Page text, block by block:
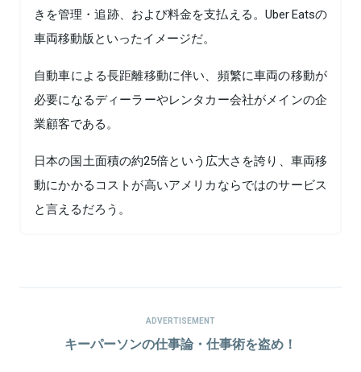
きを管理・追跡、および料金を支払える。Uber Eatsの
車両移動版といったイメージだ。
自動車による長距離移動に伴い、頻繁に車両の移動が
必要になるディーラーやレンタカー会社がメインの企
業顧客である。
日本の国土面積の約25倍という広大さを誇り、車両移
動にかかるコストが高いアメリカならではのサービス
と言えるだろう。
ADVERTISEMENT
キーパーソンの仕事論・仕事術を盗め！